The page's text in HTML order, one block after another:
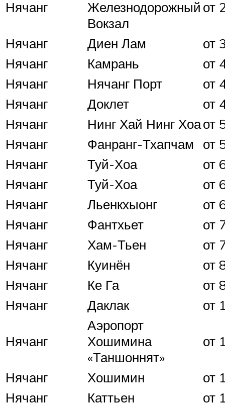
Нячанг
Железнодорожный
Вокзал
от
Нячанг Диен Лам
от
Нячанг
Камрань
от
Нячанг
Нячанг Порт
от
Нячанг
Доклет
от
Нячанг
Нинг Хай Нинг Хоаот
Нячанг
Фанранг-Тхапчам
от
Нячанг
Туй-Хоа
от
Нячанг
Туй-Хоа
от
Нячанг
Льенкхыонг
от
Нячанг
Фантхьет
от
Нячанг
Хам-Тьен
от
Нячанг
Куинён
от
Нячанг
Ке Га
от
Нячанг
Даклак от
Нячанг
Аэропорт
Хошимина
«Таншоннят»
от
Нячанг Хошимин
от
Нячанг
Каттьен
от